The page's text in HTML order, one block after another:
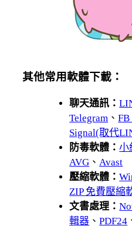
其他常用軟體下載：
聊天通訊：
Telegram 、FB
Signal(取代
防毒軟體：小
AVG 、 Avast
壓縮軟體：
ZIP 免費壓縮
文書處理：
輯器 、PDF24